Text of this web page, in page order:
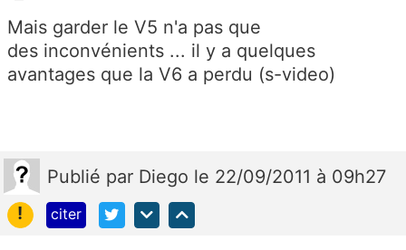
Mais garder le V5 n'a pas que
des inconvénients ... il y a quelques
avantages que la V6 a perdu (s-video)
Publié par Diego le 22/09/2011 à 09h27
!
citer